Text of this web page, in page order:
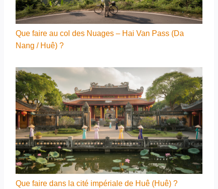
Que faire au col des Nuages – Hai Van Pass (Da
Nang / Huê) ?
Que faire dans la cité impériale de Huê (Huê) ?